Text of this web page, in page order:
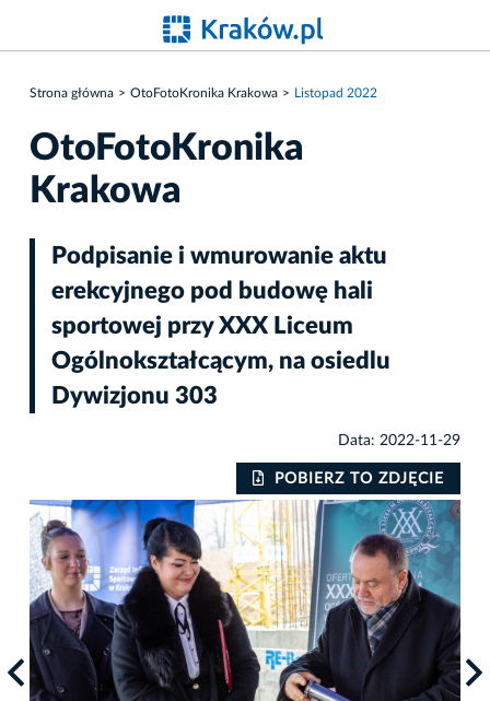
Strona główna OtoFotoKronika Krakowa Listopad 2022
OtoFotoKronika
Krakowa
Podpisanie i wmurowanie aktu
erekcyjnego pod budowę hali
sportowej przy XXX Liceum
Ogólnokształcącym, na osiedlu
Dywizjonu 303
Data: 2022-11-29
POBIERZ TO ZDJĘCIE